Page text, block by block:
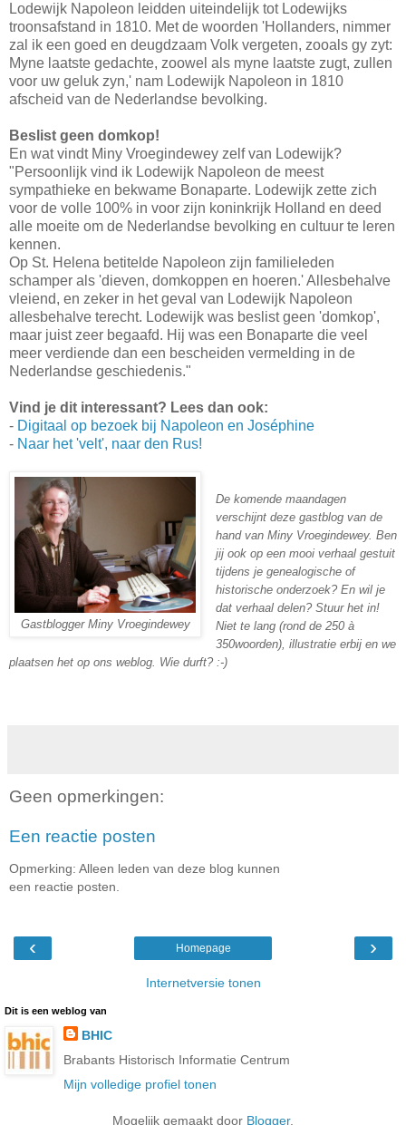
Lodewijk Napoleon leidden uiteindelijk tot Lodewijks
troonsafstand in 1810. Met de woorden 'Hollanders, nimmer
zal ik een goed en deugdzaam Volk vergeten, zooals gy zyt:
Myne laatste gedachte, zoowel als myne laatste zugt, zullen
voor uw geluk zyn,' nam Lodewijk Napoleon in 1810
afscheid van de Nederlandse bevolking.
Beslist geen domkop!
En wat vindt Miny Vroegindewey zelf van Lodewijk?
"Persoonlijk vind ik Lodewijk Napoleon de meest
sympathieke en bekwame Bonaparte. Lodewijk zette zich
voor de volle 100% in voor zijn koninkrijk Holland en deed
alle moeite om de Nederlandse bevolking en cultuur te leren
kennen.
Op St. Helena betitelde Napoleon zijn familieleden
schamper als 'dieven, domkoppen en hoeren.' Allesbehalve
vleiend, en zeker in het geval van Lodewijk Napoleon
allesbehalve terecht. Lodewijk was beslist geen 'domkop',
maar juist zeer begaafd. Hij was een Bonaparte die veel
meer verdiende dan een bescheiden vermelding in de
Nederlandse geschiedenis."
Vind je dit interessant? Lees dan ook:
- Digitaal op bezoek bij Napoleon en Joséphine
- Naar het 'velt', naar den Rus!
Gastblogger Miny Vroegindewey
De komende maandagen
verschijnt deze gastblog van de
hand van Miny Vroegindewey. Ben
jij ook op een mooi verhaal gestuit
tijdens je genealogische of
historische onderzoek? En wil je
dat verhaal delen? Stuur het in!
Niet te lang (rond de 250 à
350woorden), illustratie erbij en we
plaatsen het op ons weblog. Wie durft? :-)
Geen opmerkingen:
Een reactie posten
Opmerking: Alleen leden van deze blog kunnen
een reactie posten.
‹ ›
Homepage
Internetversie tonen
Dit is een weblog van
BHIC
Brabants Historisch Informatie Centrum
Mijn volledige profiel tonen
Mogelijk gemaakt door Blogger.